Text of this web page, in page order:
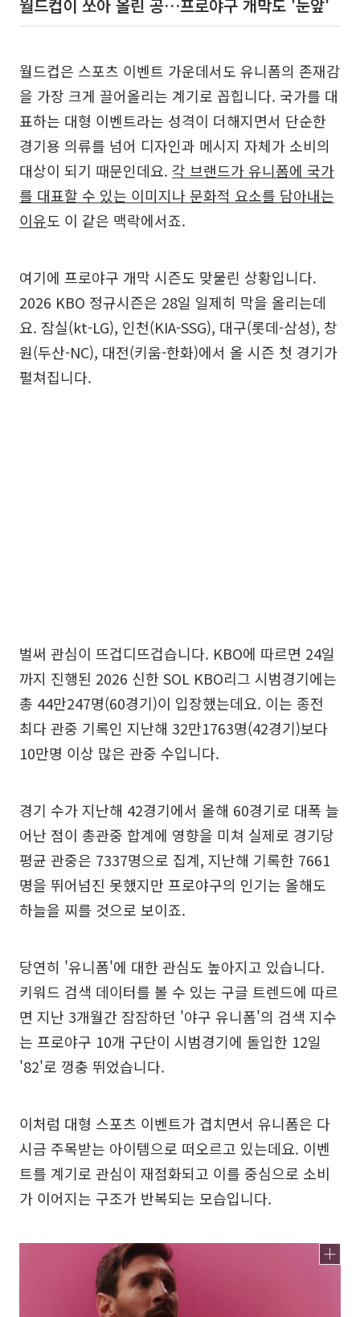
월드컵이 쏘아 올린 공…프로야구 개막도 '눈앞'
월드컵은 스포츠 이벤트 가운데서도 유니폼의 존재감
을 가장 크게 끌어올리는 계기로 꼽힙니다. 국가를 대
표하는 대형 이벤트라는 성격이 더해지면서 단순한
경기용 의류를 넘어 디자인과 메시지 자체가 소비의
대상이 되기 때문인데요. 각 브랜드가 유니폼에 국가
를 대표할 수 있는 이미지나 문화적 요소를 담아내는
이유도 이 같은 맥락에서죠.
여기에 프로야구 개막 시즌도 맞물린 상황입니다.
2026 KBO 정규시즌은 28일 일제히 막을 올리는데
요. 잠실(kt-LG), 인천(KIA-SSG), 대구(롯데-삼성), 창
원(두산-NC), 대전(키움-한화)에서 올 시즌 첫 경기가
펼쳐집니다.
벌써 관심이 뜨겁디뜨겁습니다. KBO에 따르면 24일
까지 진행된 2026 신한 SOL KBO리그 시범경기에는
총 44만247명(60경기)이 입장했는데요. 이는 종전
최다 관중 기록인 지난해 32만1763명(42경기)보다
10만명 이상 많은 관중 수입니다.
경기 수가 지난해 42경기에서 올해 60경기로 대폭 늘
어난 점이 총관중 합계에 영향을 미쳐 실제로 경기당
평균 관중은 7337명으로 집계, 지난해 기록한 7661
명을 뛰어넘진 못했지만 프로야구의 인기는 올해도
하늘을 찌를 것으로 보이죠.
당연히 '유니폼'에 대한 관심도 높아지고 있습니다.
키워드 검색 데이터를 볼 수 있는 구글 트렌드에 따르
면 지난 3개월간 잠잠하던 '야구 유니폼'의 검색 지수
는 프로야구 10개 구단이 시범경기에 돌입한 12일
'82'로 껑충 뛰었습니다.
이처럼 대형 스포츠 이벤트가 겹치면서 유니폼은 다
시금 주목받는 아이템으로 떠오르고 있는데요. 이벤
트를 계기로 관심이 재점화되고 이를 중심으로 소비
가 이어지는 구조가 반복되는 모습입니다.